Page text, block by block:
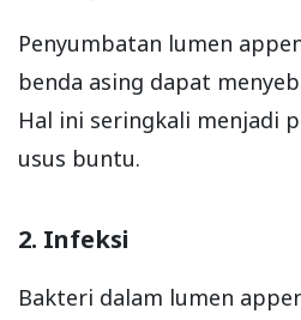
Penyumbatan lumen
benda asing dapat
Hal ini seringkali menjadi
usus buntu.
2. Infeksi
Bakteri dalam lumen